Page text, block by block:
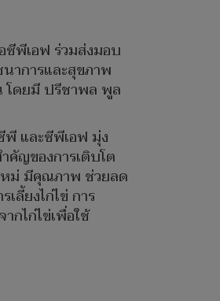
พีเอฟ ร่วมส่งมอบ
นาการและสุขภาพ
โดยมี ปรีชาพล พูล
และซีพีเอฟ มุ่ง
คัญของการเติบโต
หม่ มีคุณภาพ ช่วยลด
ลี้ยงไก่ไข่ การ
กไก่ไข่เพื่อใช้